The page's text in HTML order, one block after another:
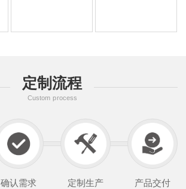
定制流程
Custom process
确认需求 定制生产 产品交付